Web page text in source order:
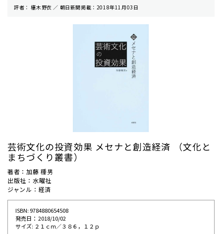
評者： 椹木野衣 ／ 朝⽇新聞掲載：2018年11月03日
芸術文化の投資効果 メセナと創造経済 （文化と
まちづくり叢書）
著者：加藤 種男
出版社：水曜社
ジャンル：経済
ISBN: 9784880654508
発売⽇： 2018/10/02
サイズ: ２１ｃｍ／３８６，１２ｐ